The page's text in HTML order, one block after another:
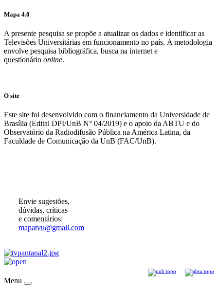
Mapa 4.0
A presente pesquisa se propõe a atualizar os dados e identificar as
Televisões Universitárias em funcionamento no país. A metodologia
envolve pesquisa bibliográfica, busca na internet e
questionário online.
O site
Este site foi desenvolvido com o financiamento da Universidade de
Brasília (Edital DPI/UnB N° 04/2019) e o apoio da ABTU e do
Observatório da Radiodifusão Pública na América Latina, da
Faculdade de Comunicação da UnB (FAC/UnB).
Envie sugestões,
dúvidas, críticas
e comentários:
mapatvu@gmail.com
Menu